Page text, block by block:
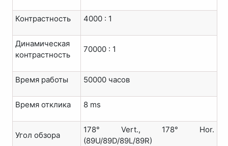
Контрастность 4000 : 1
Динамическая
контрастность
70000 : 1
Время работы 50000 часов
Время отклика 8 ms
Угол обзора
178° Vert., 178° Hor.
(89U/89D/89L/89R)